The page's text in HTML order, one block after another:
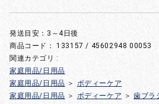
発送目安：3～4日後
商品コード：133157 / 45602948 00053
関連カテゴリ :
家庭用品/日用品
家庭用品/日用品 ＞ ボディーケア
家庭用品/日用品 ＞ ボディーケア ＞ 歯ブラ